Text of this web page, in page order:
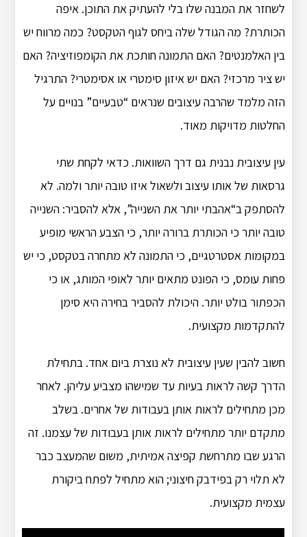
לשחזר את המבנה שלו בלי להעתיק את התוכן. איפה
הכותרת? מה הגודל שלה ביחס לגוף הטקסט? כמה מרווח יש
בין האלמנטים? האם התמונה חותכת את הקומפוזיציה? האם
יש ציר מרכזי? האם יש איזון סימטרי או אסימטרי? התרגיל
הזה מלמד שהרבה עיצובים שנראים “טבעיים” בנויים על
החלטות מדויקות מאוד.
עין עיצובית נבנית גם דרך השוואות. כדאי לקחת שתי
גרסאות של אותו עיצוב ולשאול איזו טובה יותר ולמה. לא
להסתפק ב“אהבתי יותר את השנייה”, אלא להסביר: השנייה
טובה יותר כי הכותרת ברורה יותר, כי הצבע הראשי מופיע
במקומות אסטרטגיים, כי התמונה לא מתחרה בטקסט, כי יש
פחות עומס, כי הפונט מתאים יותר לאופי המותג, או כי
הכפתור בולט יותר. היכולת להסביר בחירה היא סימן
להתקדמות מקצועית.
חשוב להבין שעין עיצובית לא נוצרת ביום אחד. בתחילת
הדרך קשה לראות בעיות עד שמישהו מצביע עליהן. לאחר
מכן מתחילים לראות אותן בעבודות של אחרים. בשלב
מתקדם יותר מתחילים לראות אותן בעבודות של עצמנו. זה
הרגע שבו מתרחשת קפיצה אמיתית, משום שהמעצב כבר
לא תלוי רק בפידבק חיצוני; הוא מתחיל לפתח ביקורת
עצמית מקצועית.